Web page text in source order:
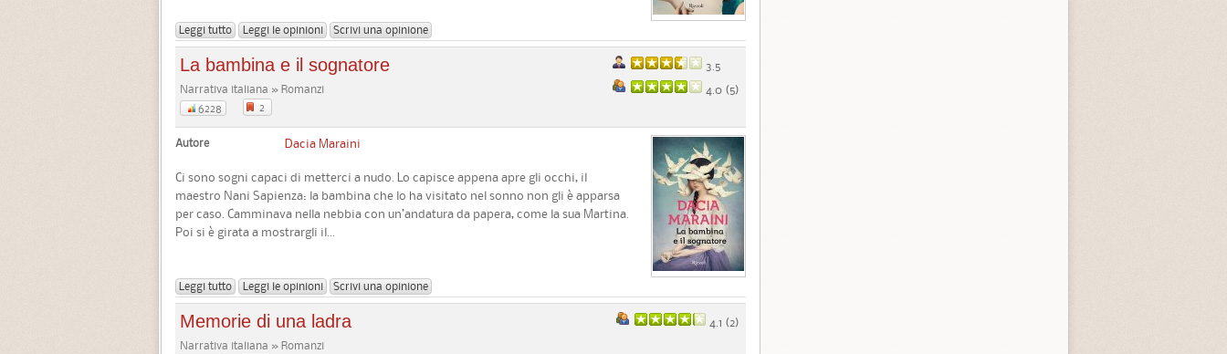
Leggi tutto Leggi le opinioni Scrivi una opinione
3.5
4.0 (5)
La bambina e il sognatore
Narrativa italiana » Romanzi
6228
2
Autore Dacia Maraini
Ci sono sogni capaci di metterci a nudo. Lo capisce appena apre gli occhi, il
maestro Nani Sapienza: la bambina che lo ha visitato nel sonno non gli è apparsa
per caso. Camminava nella nebbia con un’andatura da papera, come la sua Martina.
Poi si è girata a mostrargli il...
Leggi tutto Leggi le opinioni Scrivi una opinione
4.1 (2)
Memorie di una ladra
Narrativa italiana » Romanzi